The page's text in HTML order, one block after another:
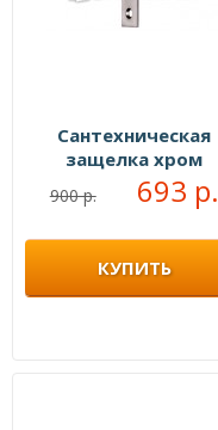
Сантехническая
защелка хром
900 р. 693 р.
КУПИТЬ